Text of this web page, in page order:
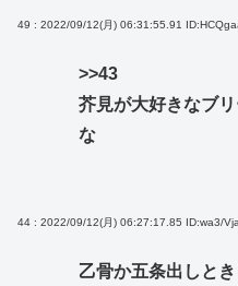
49 : 2022/09/12(月) 06:31:55.91
>>43
芥見が大好きなブ
な
44 : 2022/09/12(月) 06:27:17.85 ID:wa3/
乙骨か五条出しと